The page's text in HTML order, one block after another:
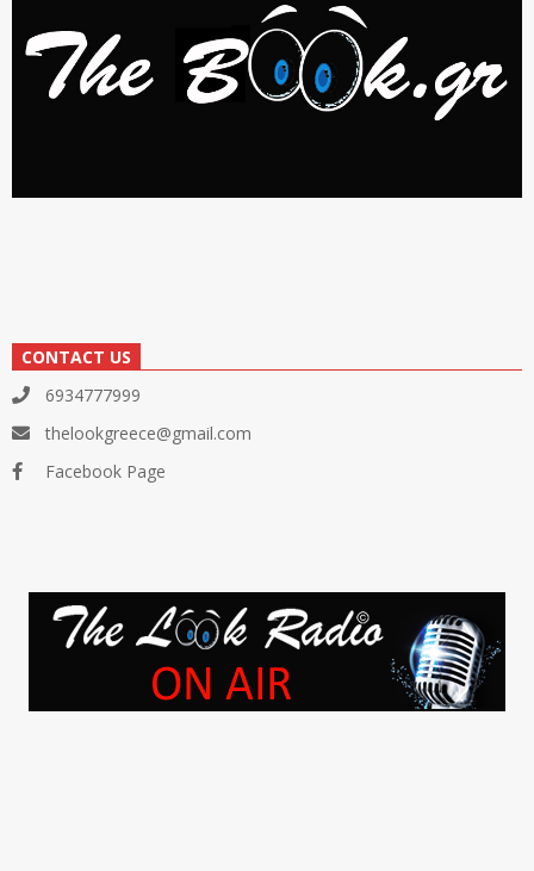
CONTACT US
6934777999
thelookgreece@gmail.com
Facebook Page